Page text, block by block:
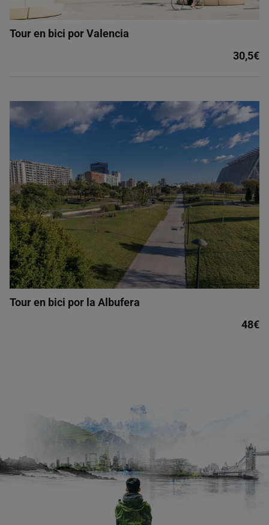
Tour en bici por Valencia
30,5€
Tour en bici por la Albufera
48€